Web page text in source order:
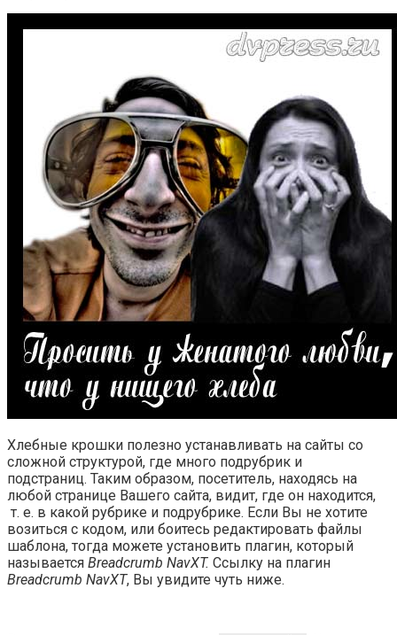
Хлебные крошки полезно устанавливать на сайты со
сложной структурой, где много подрубрик и
подстраниц. Таким образом, посетитель, находясь на
любой странице Вашего сайта, видит, где он находится,
т. е. в какой рубрике и подрубрике. Если Вы не хотите
возиться с кодом, или боитесь редактировать файлы
шаблона, тогда можете установить плагин, который
называется Breadcrumb NavXT. Ссылку на плагин
Breadcrumb NavXT, Вы увидите чуть ниже.